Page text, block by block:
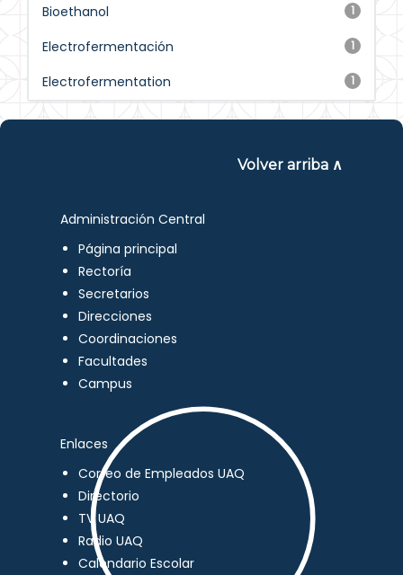
1
Bioethanol
1
Electrofermentación
1
Electrofermentation
Volver arriba ∧
Administración Central
Página principal
Rectoría
Secretarios
Direcciones
Coordinaciones
Facultades
Campus
Enlaces
Correo de Empleados UAQ
Directorio
TV UAQ
Radio UAQ
Calendario Escolar